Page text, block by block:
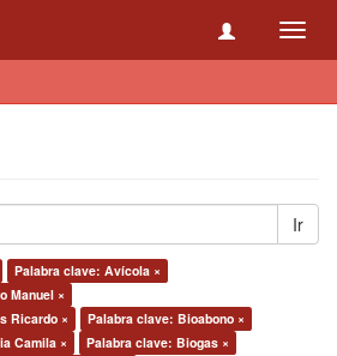
Ir
Palabra clave: Avícola ×
Manuel ×
Ricardo ×
Palabra clave: Bioabono ×
Camila ×
Palabra clave: Biogas ×